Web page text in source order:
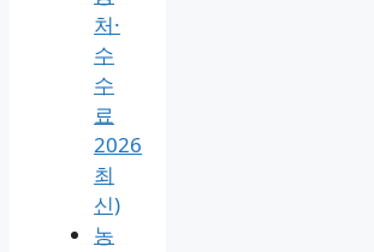
처·
수
수
료
2026
최
신)
농